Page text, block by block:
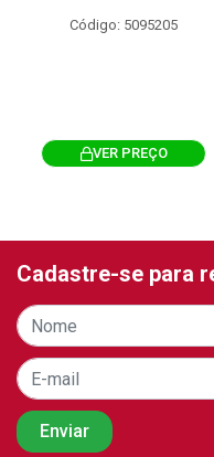
Código: 5095205
VER PREÇO
Cadastre-se para